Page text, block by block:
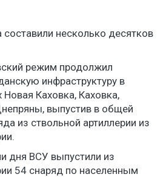
составили несколько десятков
режим продолжил
инфраструктуру в
Новая Каховка, Каховка,
выпустив в общей
из ствольной артиллерии из
дня ВСУ выпустили из
54 снаряд по населенным